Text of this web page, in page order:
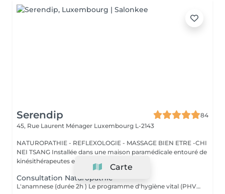
Serendip
84
45, Rue Laurent Ménager Luxembourg L-2143
NATUROPATHIE - REFLEXOLOGIE - MASSAGE BIEN ETRE -CHI
NEI TSANG Installée dans une maison paramédicale entouré de
kinésithérapeutes et ostéopathes L...
Consultation Naturopathie
L'anamnese (durée 2h ) Le programme d'hygiène vital (PHV) Je vous remettrai un programme d'hygiène vital, par mail, sous quelques jours , Il est constitué de conseils naturopathiques personnalisés et dédiés pour une prise en charge globale des différents plans de la santé (alimentation, activités physiques, gestion psycho-émotionnel) et pourra être complété selon le cas par des complémentations nutritionnelles. Nous ferons un point par téléphone afin de vous donner plus amples explications sur ces conseils.
Carte